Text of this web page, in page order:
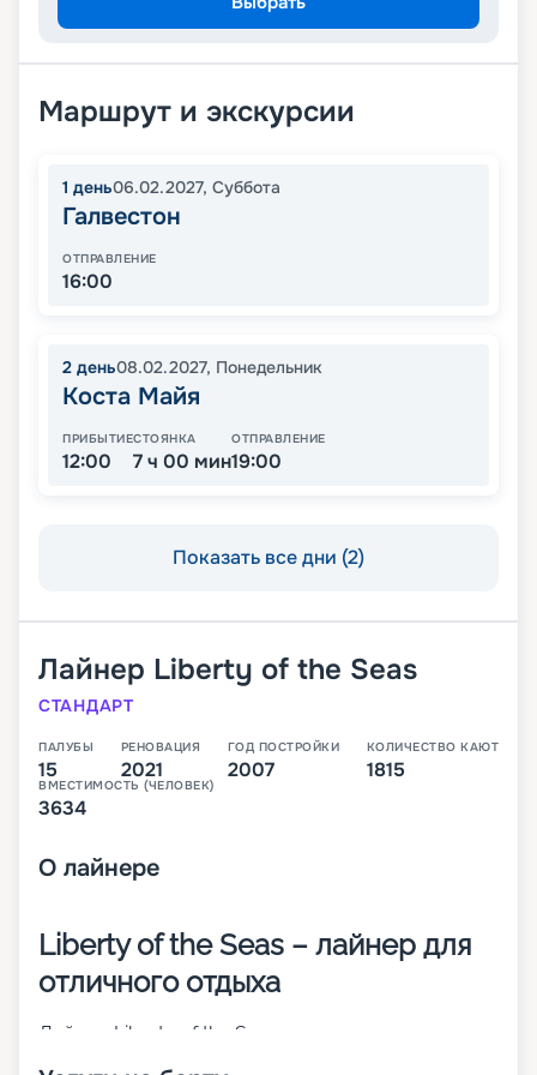
Маршрут и экскурсии
1 день06.02.2027, Суббота
Галвестон
ОТПРАВЛЕНИЕ
16:00
2 день08.02.2027, Понедельник
Коста Майя
ПРИБЫТИЕ
12:00
СТОЯНКА
7 ч 00 мин
ОТПРАВЛЕНИЕ
19:00
Показать все дни (2)
Лайнер Liberty of the Seas
СТАНДАРТ
ПАЛУБЫ
15
РЕНОВАЦИЯ
2021
ГОД ПОСТРОЙКИ
2007
КОЛИЧЕСТВО КАЮТ
1815
ВМЕСТИМОСТЬ (ЧЕЛОВЕК)
3634
О лайнере
Liberty of the Seas – лайнер для
отличного отдыха
Лайнер Liberty of the Seas – круизное 15-